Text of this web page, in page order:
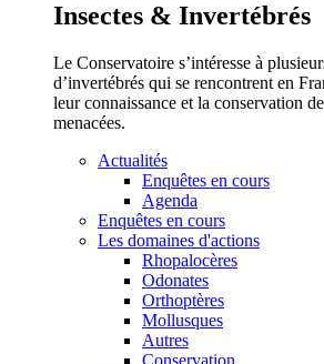
Insectes & Invertébrés
Le Conservatoire s’intéresse à
d’invertébrés qui se rencontrent en
leur connaissance et la conservation
menacées.
Actualités
Enquêtes en cours
Agenda
Enquêtes en cours
Les domaines d'actions
Rhopalocères
Odonates
Orthoptères
Mollusques
Autres